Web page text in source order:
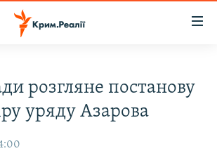
розгляне постанову
уряду Азарова